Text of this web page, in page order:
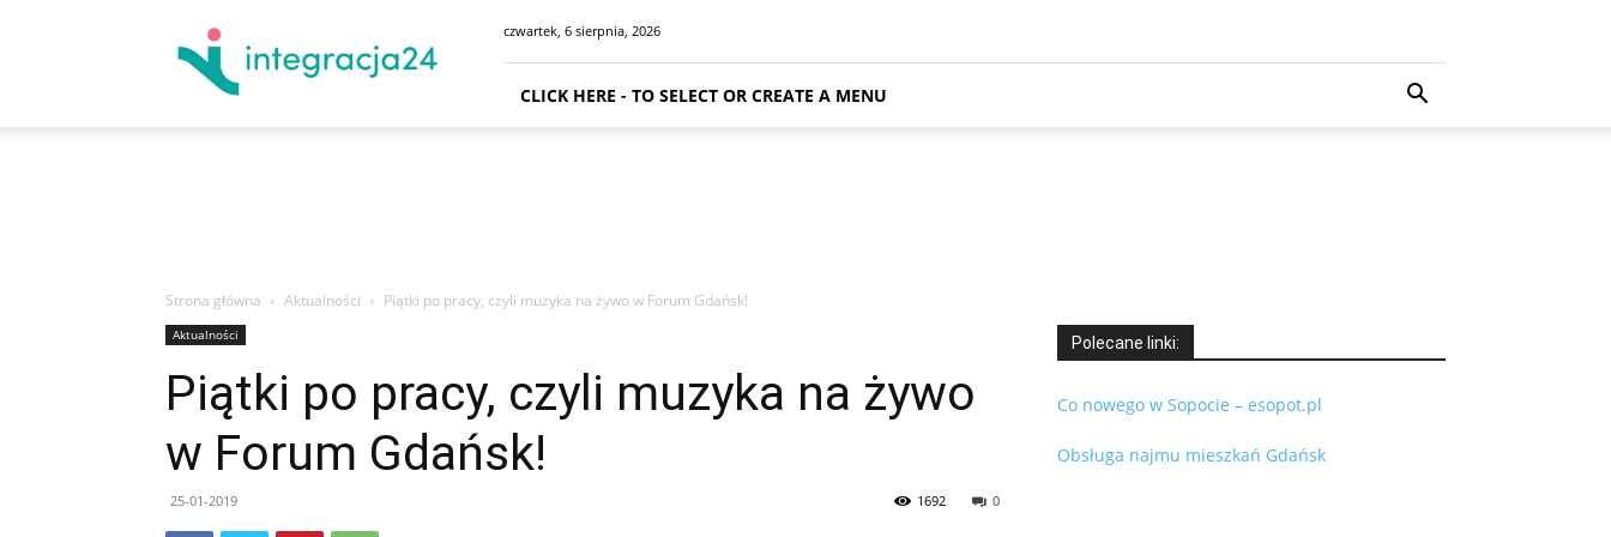
HANDLOWE
GDAŃSK
SKLEPY
czwartek, 6 sierpnia, 2026
CLICK HERE - TO SELECT OR CREATE A MENU
Strona główna Aktualności Piątki po pracy, czyli muzyka na żywo w Forum Gdańsk!
Aktualności
Piątki po pracy, czyli muzyka na żywo
w Forum Gdańsk!
25-01-2019 0
1692
Polecane linki:
Co nowego w Sopocie – esopot.pl
Obsługa najmu mieszkań Gdańsk